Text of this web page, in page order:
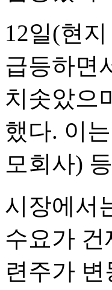
12일(현
급등하면
치솟았으
했다. 이
모회사)
시장에서
수요가
련주가